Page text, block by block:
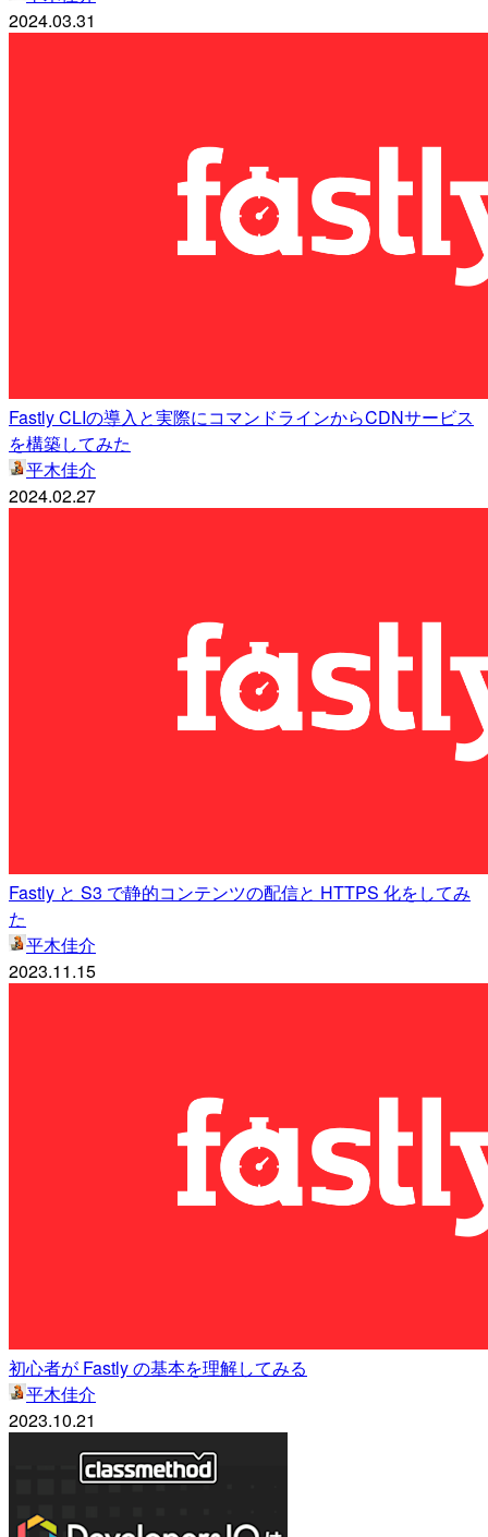
2024.03.31
Fastly CLIの導入と実際にコマンドラインからCDNサービス
を構築してみた
平木佳介
2024.02.27
Fastly と S3 で静的コンテンツの配信と HTTPS 化をしてみ
た
平木佳介
2023.11.15
初心者が Fastly の基本を理解してみる
平木佳介
2023.10.21